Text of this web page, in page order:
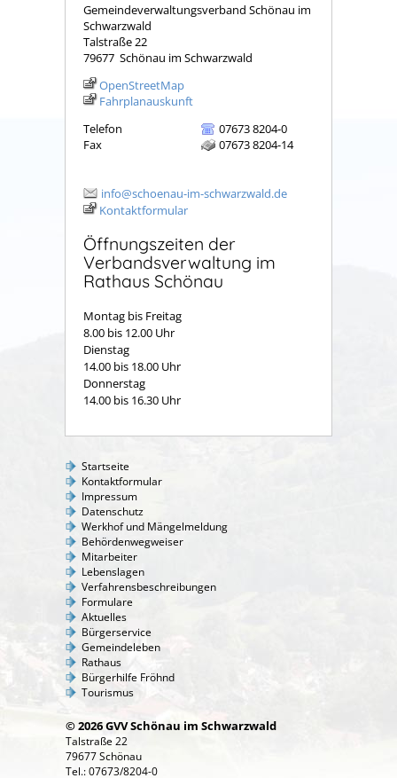
Gemeindeverwaltungsverband Schönau im
Schwarzwald
Talstraße 22
79677 Schönau im Schwarzwald
OpenStreetMap
Fahrplanauskunft
Telefon
07673 8204-0
Fax
07673 8204-14
info@schoenau-im-schwarzwald.de
Kontaktformular
Öffnungszeiten der
Verbandsverwaltung im
Rathaus Schönau
Montag bis Freitag
8.00 bis 12.00 Uhr
Dienstag
14.00 bis 18.00 Uhr
Donnerstag
14.00 bis 16.30 Uhr
Startseite
Kontaktformular
Impressum
Datenschutz
Werkhof und Mängelmeldung
Behördenwegweiser
Mitarbeiter
Lebenslagen
Verfahrensbeschreibungen
Formulare
Aktuelles
Bürgerservice
Gemeindeleben
Rathaus
Bürgerhilfe Fröhnd
Tourismus
© 2026 GVV Schönau im Schwarzwald
Talstraße 22
79677 Schönau
Tel.: 07673/8204-0